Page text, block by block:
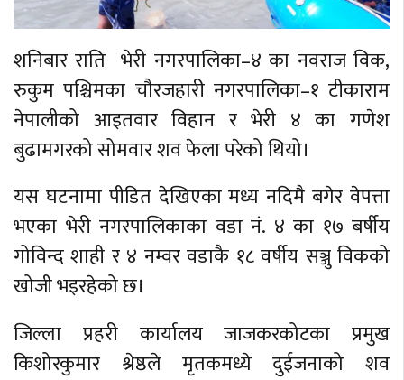
शनिबार राति भेरी नगरपालिका–४ का नवराज विक,
रुकुम पश्चिमका चौरजहारी नगरपालिका–१ टीकाराम
नेपालीको आइतवार विहान र भेरी ४ का गणेश
बुढामगरको सोमवार शव फेला परेको थियो।
यस घटनामा पीडित देखिएका मध्य नदिमै बगेर वेपत्ता
भएका भेरी नगरपालिकाका वडा नं. ४ का १७ बर्षीय
गोविन्द शाही र ४ नम्वर वडाकै १८ वर्षीय सञ्जु विकको
खोजी भइरहेको छ।
जिल्ला प्रहरी कार्यालय जाजकरकोटका प्रमुख
किशोरकुमार श्रेष्ठले मृतकमध्ये दुईजनाको शव